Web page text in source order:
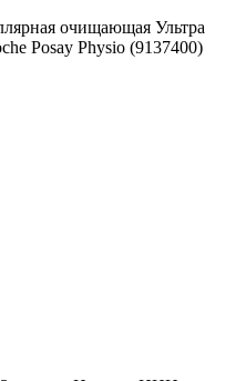
очищающая Ультра
Posay Physio (9137400)